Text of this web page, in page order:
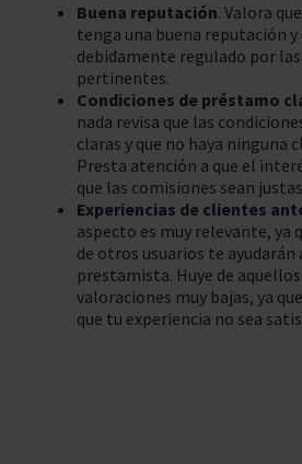
Buena reputación. Valora
tenga una buena reputación y
debidamente regulado por
pertinentes.
Condiciones de préstamo
nada revisa que las
claras y que no haya ninguna
Presta atención a que el
que las comisiones sean
Experiencias de clientes
aspecto es muy relevante, ya
de otros usuarios te ayudarán
prestamista. Huye de
valoraciones muy bajas, ya
que tu experiencia no sea